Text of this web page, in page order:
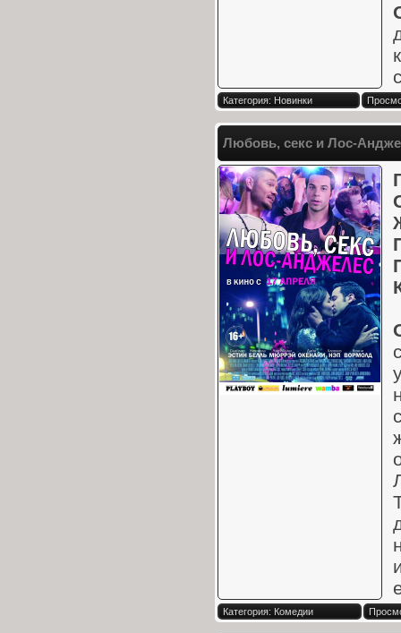
Категория: Новинки
Любовь, секс и Лос-
Категория: Комедии